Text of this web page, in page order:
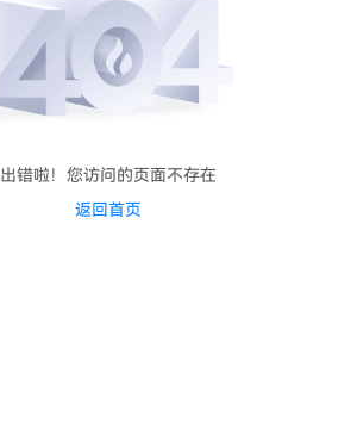
出错啦！您访问的页面不存在
返回首页